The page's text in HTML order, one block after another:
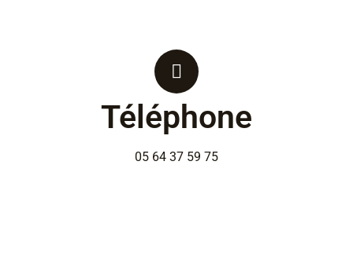
Téléphone
05 64 37 59 75